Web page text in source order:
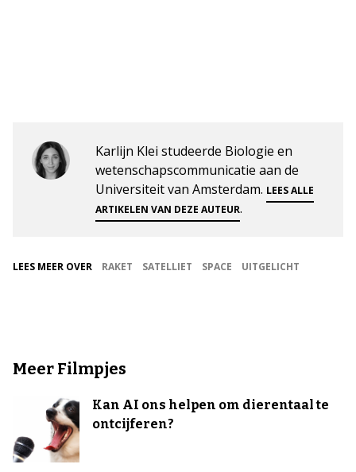
Karlijn Klei studeerde Biologie en
wetenschapscommunicatie aan de
Universiteit van Amsterdam. LEES ALLE
ARTIKELEN VAN DEZE AUTEUR.
LEES MEER OVER RAKET SATELLIET SPACE UITGELICHT
Meer Filmpjes
Kan AI ons helpen om dierentaal te
ontcijferen?